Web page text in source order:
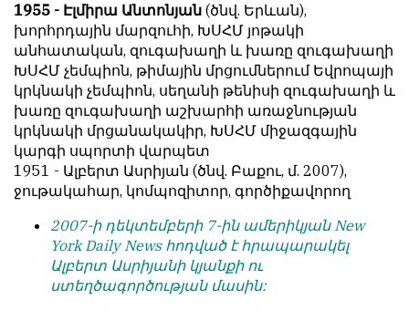
1955 - Էլմիրա Անտոնյան (ծնվ. Երևան),
խորհրդային մարզուհի, ԽՍՀՄ յոթակի
անհատական, զուգախաղի և խառը զուգախաղի
ԽՍՀՄ չեմպիոն, թիմային մրցումներում Եվրոպայի
կրկնակի չեմպիոն, սեղանի թենիսի զուգախաղի և
խառը զուգախաղի աշխարհի առաջնության
կրկնակի մրցանակակիր, ԽՍՀՄ միջազգային
կարգի սպորտի վարպետ
1951 - Ալբերտ Ասրիյան (ծնվ. Բաքու, մ. 2007),
ջութակահար, կոմպոզիտոր, գործիքավորող
2007-ի դեկտեմբերի 7-ին ամերիկյան New
York Daily News հոդված է հրապարակել
Ալբերտ Ասրիյանի կյանքի ու
ստեղծագործության մասին: